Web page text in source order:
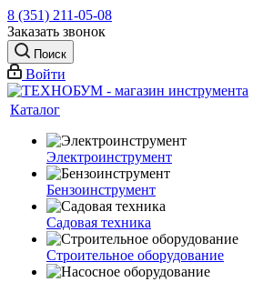
8 (351) 211-05-08
Заказать звонок
Поиск
Войти
Каталог
Электроинструмент
Бензоинструмент
Садовая техника
Строительное оборудование